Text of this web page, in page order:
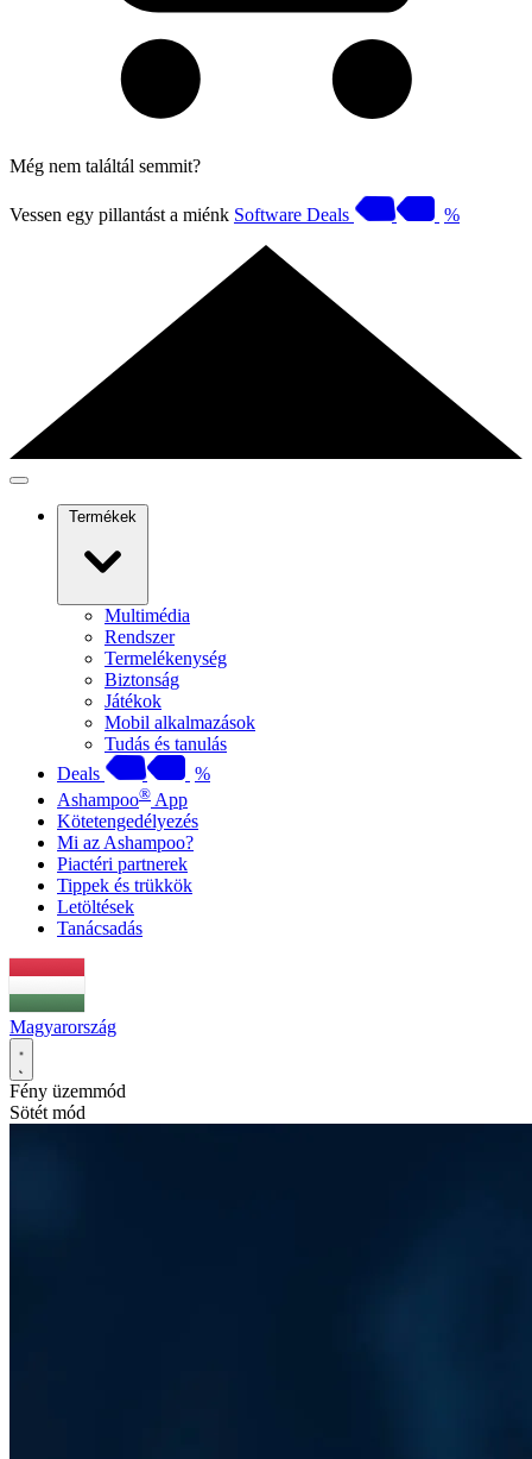
Még nem találtál semmit?
Vessen egy pillantást a miénk Software Deals %
Termékek
Multimédia
Rendszer
Termelékenység
Biztonság
Játékok
Mobil alkalmazások
Tudás és tanulás
Deals
%
Ashampoo® App
Kötetengedélyezés
Mi az Ashampoo?
Piactéri partnerek
Tippek és trükkök
Letöltések
Tanácsadás
Magyarország
Fény üzemmód
Sötét mód